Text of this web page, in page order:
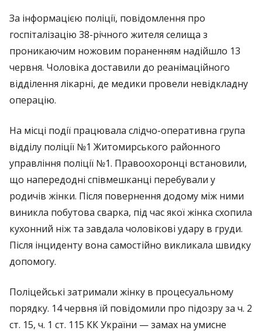
За інформацією поліції, повідомлення про
госпіталізацію 38-річного жителя селища з
проникаючим ножовим пораненням надійшло 13
червня. Чоловіка доставили до реанімаційного
відділення лікарні, де медики провели невідкладну
операцію.
На місці події працювала слідчо-оперативна група
відділу поліції №1 Житомирського районного
управління поліції №1. Правоохоронці встановили,
що напередодні співмешканці перебували у
родичів жінки. Після повернення додому між ними
виникла побутова сварка, під час якої жінка схопила
кухонний ніж та завдала чоловікові удару в груди.
Після інциденту вона самостійно викликала швидку
допомогу.
Поліцейські затримали жінку в процесуальному
порядку. 14 червня їй повідомили про підозру за ч. 2
ст. 15, ч. 1 ст. 115 КК України — замах на умисне